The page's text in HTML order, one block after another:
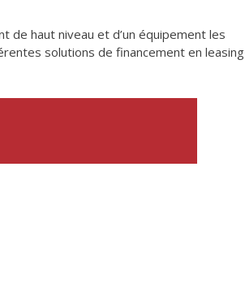
de haut niveau et d’un équipement les
solutions de financement en leasing